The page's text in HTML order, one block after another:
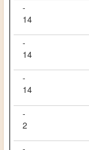
-
14
-
14
-
14
-
2